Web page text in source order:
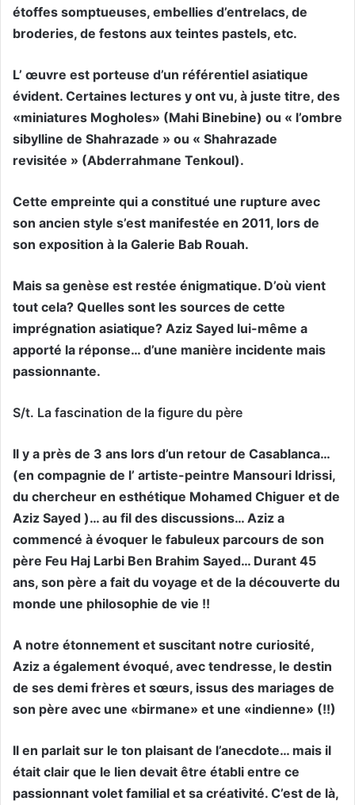
étoffes somptueuses, embellies d’entrelacs, de
broderies, de festons aux teintes pastels, etc.
L’ œuvre est porteuse d’un référentiel asiatique
évident. Certaines lectures y ont vu, à juste titre, des
«miniatures Mogholes» (Mahi Binebine) ou « l’ombre
sibylline de Shahrazade » ou « Shahrazade
revisitée » (Abderrahmane Tenkoul).
Cette empreinte qui a constitué une rupture avec
son ancien style s’est manifestée en 2011, lors de
son exposition à la Galerie Bab Rouah.
Mais sa genèse est restée énigmatique. D’où vient
tout cela? Quelles sont les sources de cette
imprégnation asiatique? Aziz Sayed lui-même a
apporté la réponse… d’une manière incidente mais
passionnante.
S/t. La fascination de la figure du père
Il y a près de 3 ans lors d’un retour de Casablanca…
(en compagnie de l’ artiste-peintre Mansouri Idrissi,
du chercheur en esthétique Mohamed Chiguer et de
Aziz Sayed )… au fil des discussions… Aziz a
commencé à évoquer le fabuleux parcours de son
père Feu Haj Larbi Ben Brahim Sayed… Durant 45
ans, son père a fait du voyage et de la découverte du
monde une philosophie de vie !!
A notre étonnement et suscitant notre curiosité,
Aziz a également évoqué, avec tendresse, le destin
de ses demi frères et sœurs, issus des mariages de
son père avec une «birmane» et une «indienne» (!!)
Il en parlait sur le ton plaisant de l’anecdote… mais il
était clair que le lien devait être établi entre ce
passionnant volet familial et sa créativité. C’est de là,